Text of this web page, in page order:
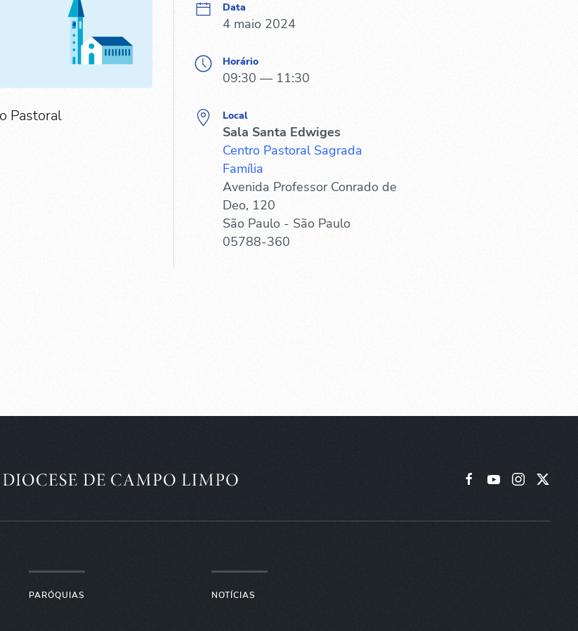
Pastoral
Data
4 maio 2024
Horário
09:30 — 11:30
Local
Sala Santa Edwiges
Centro Pastoral Sagrada
Família
Avenida Professor Conrado de
Deo, 120
São Paulo - São Paulo
05788-360
PARÓQUIAS NOTÍCIAS